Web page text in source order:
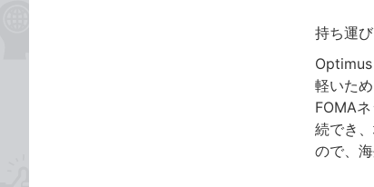
持ち運
軽いた
FOMA
続でき
ので、